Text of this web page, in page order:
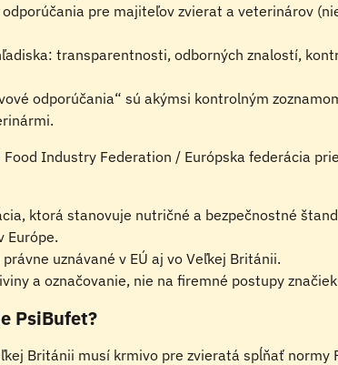
pre majiteľov zvierat a veterinárov
transparentnosti, odborných znalostí,
odporúčania“ sú akýmsi kontrolným
Food Industry Federation / Európska federácia
ktorá stanovuje nutričné a bezpečnostné
Európe.
uznávané v EÚ aj vo Veľkej Británii.
a označovanie, nie na firemné postupy
PsiBufet?
Británii musí krmivo pre zvieratá spĺňať normy